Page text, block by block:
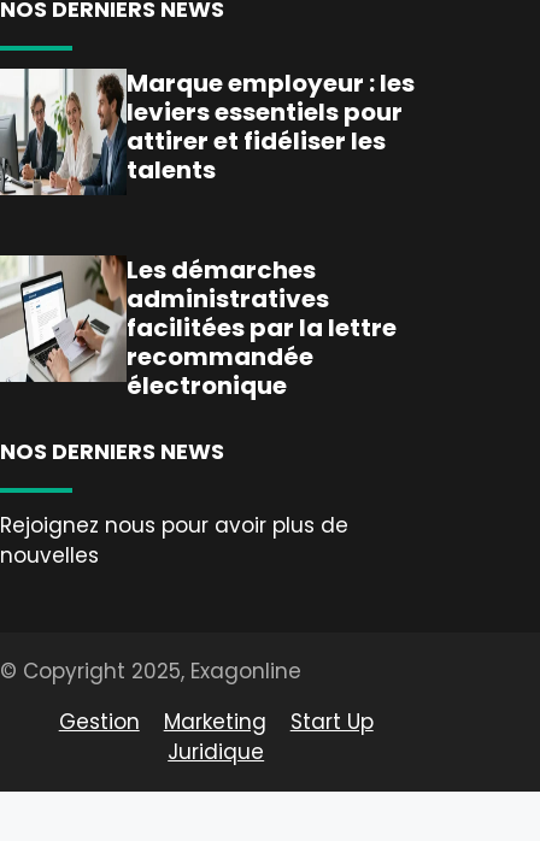
NOS DERNIERS NEWS
Marque employeur : les
leviers essentiels pour
attirer et fidéliser les
talents
Les démarches
administratives
facilitées par la lettre
recommandée
électronique
NOS DERNIERS NEWS
Rejoignez nous pour avoir plus de
nouvelles
© Copyright 2025, Exagonline
Gestion
Marketing
Start Up
Juridique